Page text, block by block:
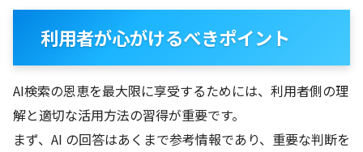
利用者が心がけるべきポイント
AI検索の恩恵を最大限に享受するためには、利用者側の理
解と適切な活用方法の習得が重要です。
まず、AI の回答はあくまで参考情報であり、重要な判断を